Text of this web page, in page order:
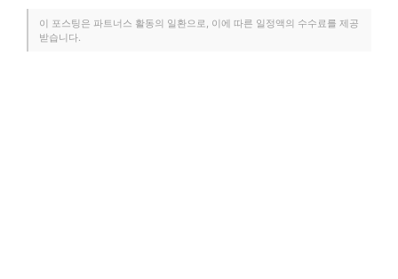
이 포스팅은 파트너스 활동의 일환으로, 이에 따른 일정액의 수수료를 제공
받습니다.